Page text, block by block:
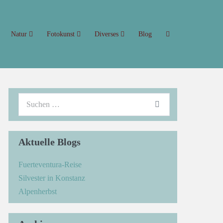
Natur Fotokunst Diverses Blog
Aktuelle Blogs
Fuerteventura-Reise
Silvester in Konstanz
Alpenherbst